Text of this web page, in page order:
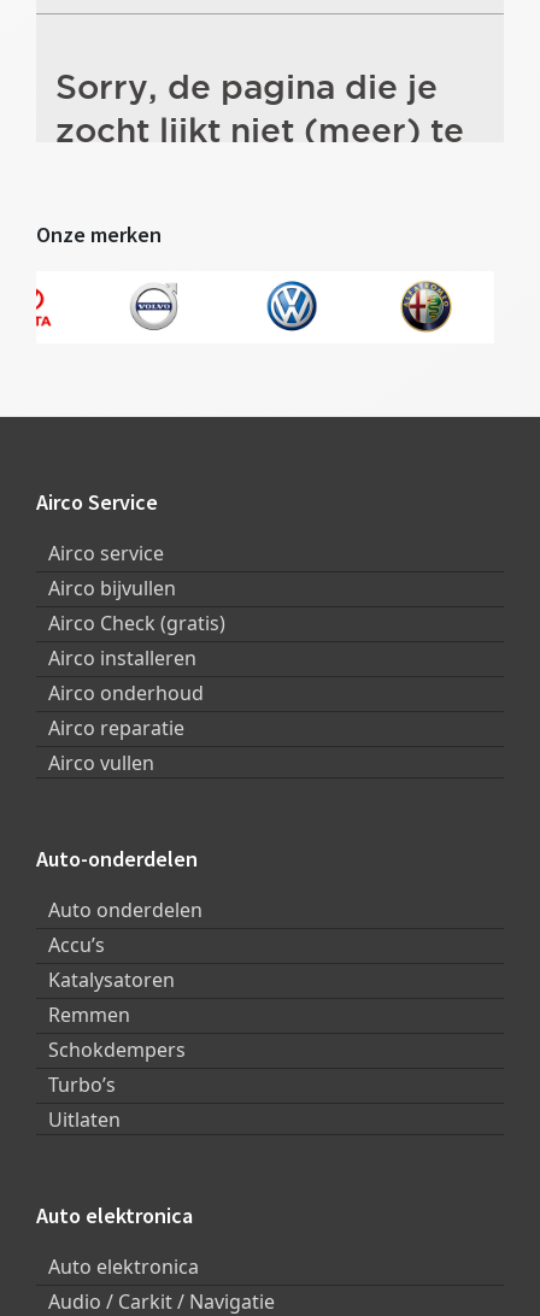
Onze merken
Footer
Airco Service
Airco service
Airco bijvullen
Airco Check (gratis)
Airco installeren
Airco onderhoud
Airco reparatie
Airco vullen
Auto-onderdelen
Auto onderdelen
Accu’s
Katalysatoren
Remmen
Schokdempers
Turbo’s
Uitlaten
Auto elektronica
Auto elektronica
Audio / Carkit / Navigatie